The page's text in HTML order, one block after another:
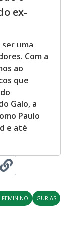
ex-
uma
Com a
ao
que
Galo, a
Paulo
e até
FEMININO
GURIAS